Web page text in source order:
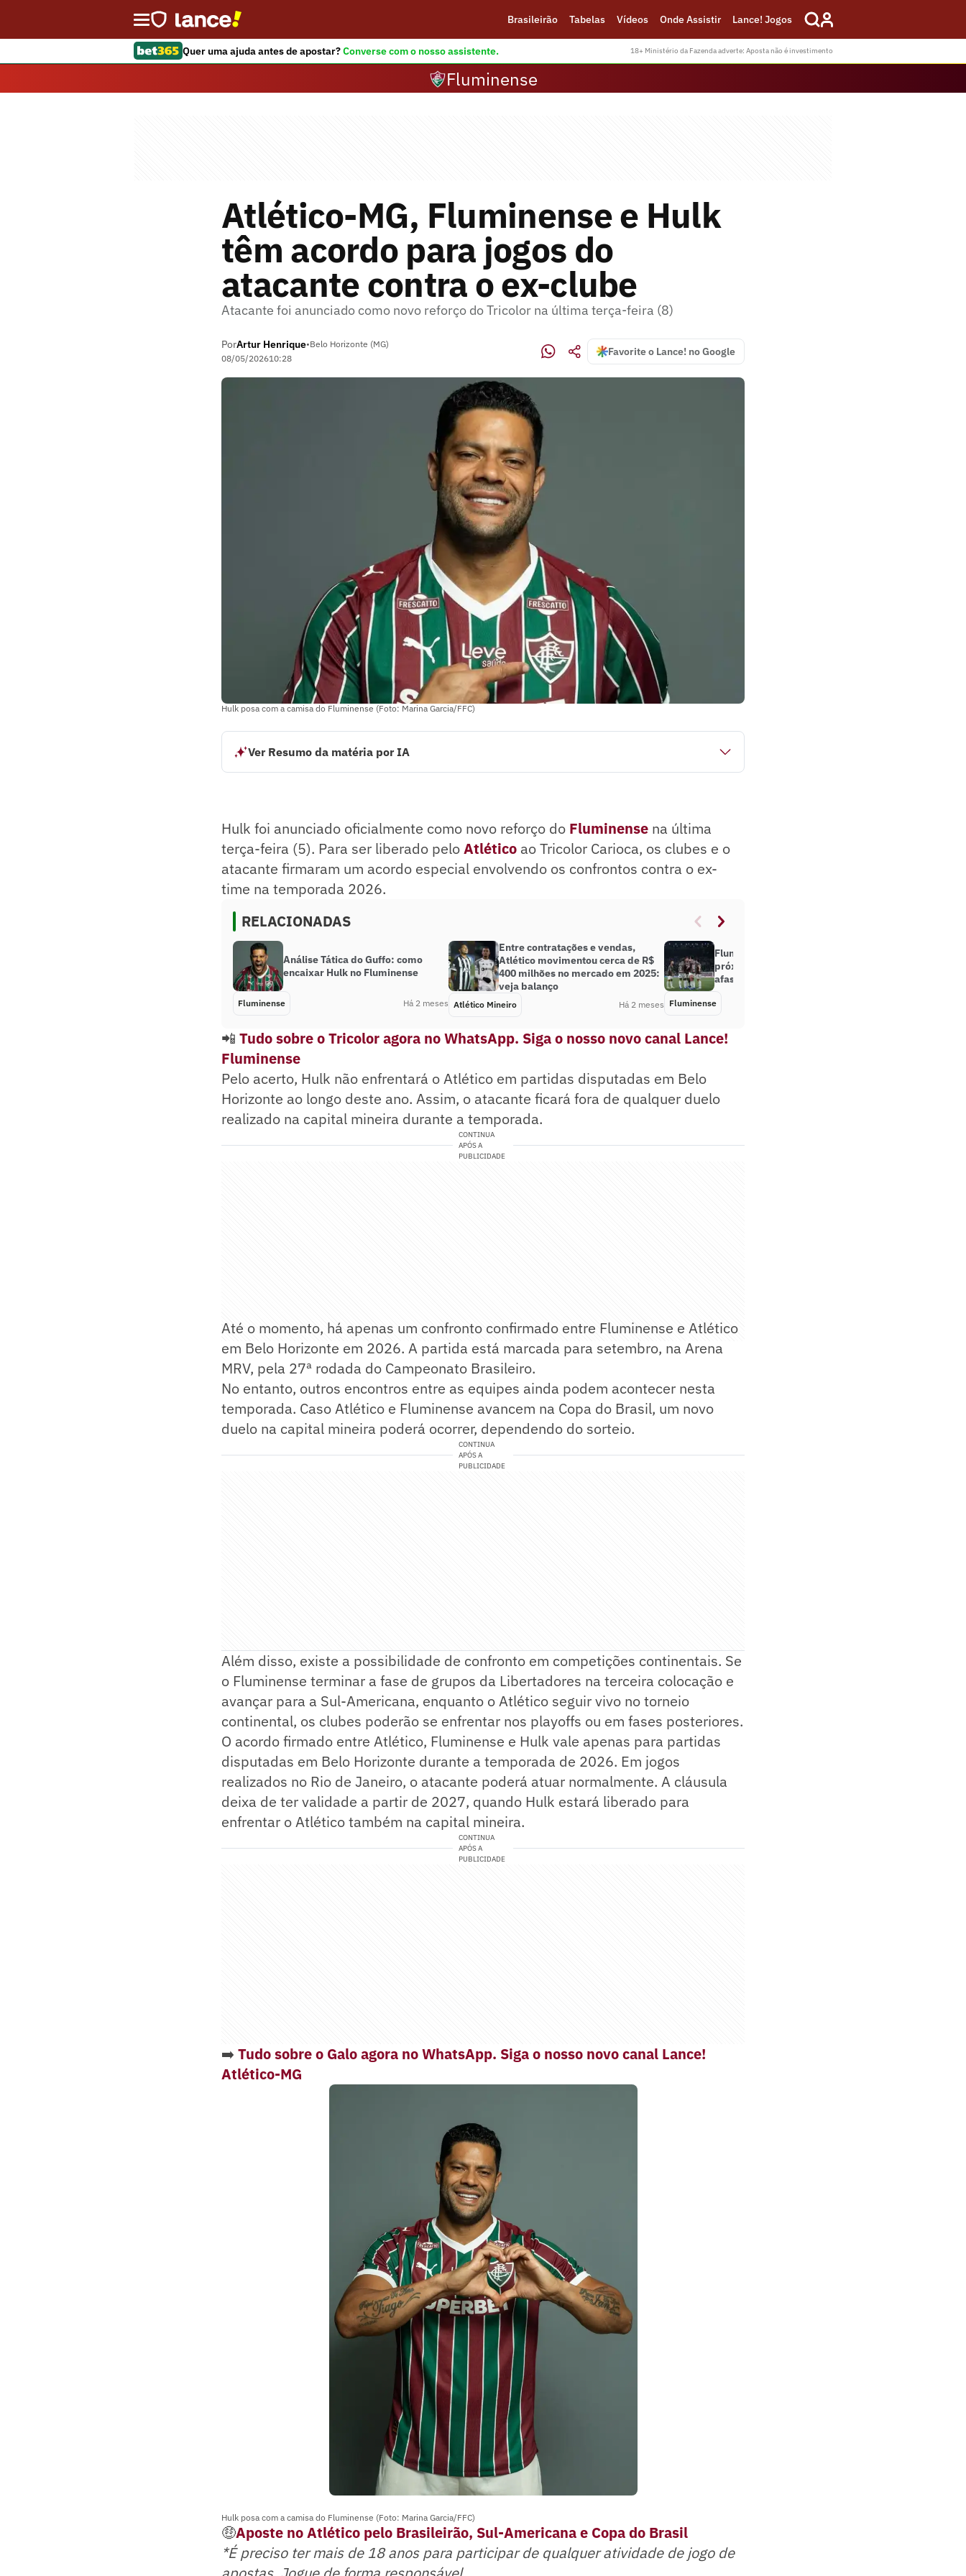
Brasileirão Tabelas Vídeos Onde Assistir Lance! Jogos
Quer uma ajuda antes de apostar?Converse com o nosso assistente. 18+ Ministério da Fazenda adverte: Aposta não é investimento
Fluminense
Atlético-MG, Fluminense e Hulk
têm acordo para jogos do
atacante contra o ex-clube
Atacante foi anunciado como novo reforço do Tricolor na última terça-feira (8)
PorArtur Henrique•Belo Horizonte (MG)
08/05/202610:28
Favorite o Lance! no Google
Hulk posa com a camisa do Fluminense (Foto: Marina Garcia/FFC)
Ver Resumo da matéria por IA
Hulk foi anunciado oficialmente como novo reforço do Fluminense na última
terça-feira (5). Para ser liberado peloAtlético ao Tricolor Carioca, os clubes e o
atacante firmaram um acordo especial envolvendo os confrontos contra o ex-
time na temporada 2026.
RELACIONADAS
Análise Tática do Guffo: como
encaixar Hulk no Fluminense
Fluminense Há 2 meses
Entre contratações e vendas,
Atlético movimentou cerca de R$
400 milhões no mercado em 2025:
veja balanço
Atlético Mineiro Há 2 meses
Fluminense ganha reforço nos
próximos quatro jogos para
afastar crise
Fluminense
📲 Tudo sobre o Tricolor agora no WhatsApp. Siga o nosso novo canal Lance!
Fluminense
Pelo acerto, Hulk não enfrentará o Atlético em partidas disputadas em Belo
Horizonte ao longo deste ano. Assim, o atacante ficará fora de qualquer duelo
realizado na capital mineira durante a temporada.
CONTINUA
APÓS A
PUBLICIDADE
Até o momento, há apenas um confronto confirmado entre Fluminense e Atlético
em Belo Horizonte em 2026. A partida está marcada para setembro, na Arena
MRV, pela 27ª rodada do Campeonato Brasileiro.
No entanto, outros encontros entre as equipes ainda podem acontecer nesta
temporada. Caso Atlético e Fluminense avancem na Copa do Brasil, um novo
duelo na capital mineira poderá ocorrer, dependendo do sorteio.
CONTINUA
APÓS A
PUBLICIDADE
Além disso, existe a possibilidade de confronto em competições continentais. Se
o Fluminense terminar a fase de grupos da Libertadores na terceira colocação e
avançar para a Sul-Americana, enquanto o Atlético seguir vivo no torneio
continental, os clubes poderão se enfrentar nos playoffs ou em fases posteriores.
O acordo firmado entre Atlético, Fluminense e Hulk vale apenas para partidas
disputadas em Belo Horizonte durante a temporada de 2026. Em jogos
realizados no Rio de Janeiro, o atacante poderá atuar normalmente. A cláusula
deixa de ter validade a partir de 2027, quando Hulk estará liberado para
enfrentar o Atlético também na capital mineira.
CONTINUA
APÓS A
PUBLICIDADE
➡️ Tudo sobre o Galo agora no WhatsApp. Siga o nosso novo canal Lance!
Atlético-MG
Hulk posa com a camisa do Fluminense (Foto: Marina Garcia/FFC)
🤑Aposte no Atlético pelo Brasileirão, Sul-Americana e Copa do Brasil
*É preciso ter mais de 18 anos para participar de qualquer atividade de jogo de